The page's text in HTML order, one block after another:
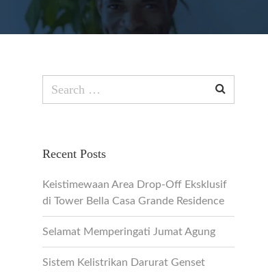
Recent Posts
Keistimewaan Area Drop-Off Eksklusif
di Tower Bella Casa Grande Residence
Selamat Memperingati Jumat Agung
Sistem Kelistrikan Darurat Genset